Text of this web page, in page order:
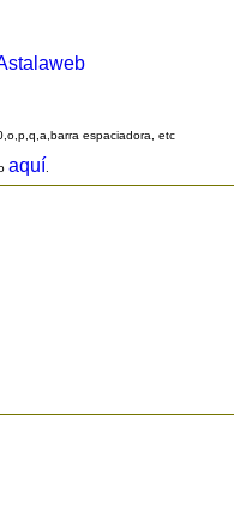
espaciadora, etc
aquí